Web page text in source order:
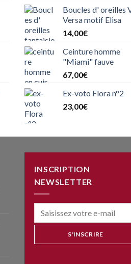
Boucles d' oreilles
Versa motif Elisa
14,00€
Ceinture homme
"Miami" fauve
67,00€
Ex-voto Flora n°2
23,00€
INSCRIPTION
NEWSLETTER